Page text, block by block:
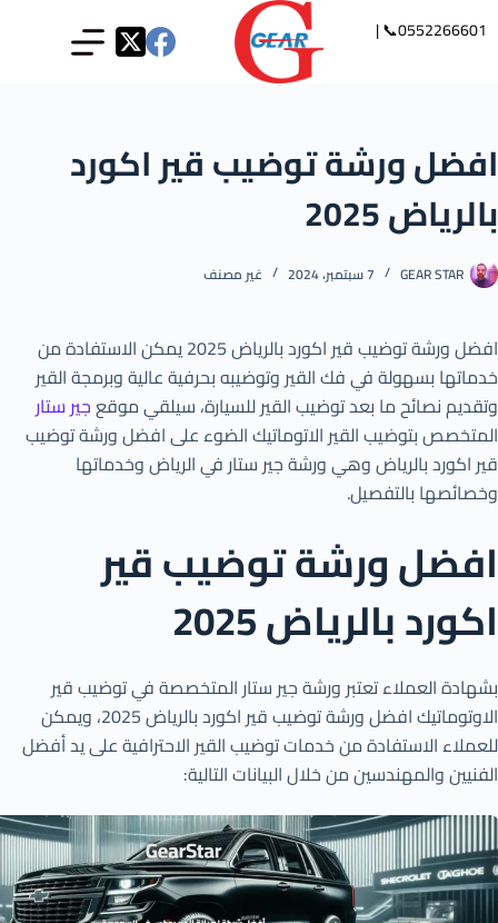
0552266601📞 |
افضل ورشة توضيب قير اكورد
بالرياض 2025
GEAR STAR 7 سبتمبر، 2024 غير مصنف
افضل ورشة توضيب قير اكورد بالرياض 2025 يمكن الاستفادة من
خدماتها بسهولة في فك القير وتوضيبه بحرفية عالية وبرمجة القير
وتقديم نصائح ما بعد توضيب القير للسيارة، سيلقي موقعجير ستار
المتخصص بتوضيب القير الاتوماتيك الضوء على افضل ورشة توضيب
قير اكورد بالرياض وهي ورشة جير ستار في الرياض وخدماتها
وخصائصها بالتفصيل.
افضل ورشة توضيب قير
اكورد بالرياض 2025
بشهادة العملاء تعتبر ورشة جير ستار المتخصصة في توضيب قير
الاوتوماتيك افضل ورشة توضيب قير اكورد بالرياض 2025، ويمكن
للعملاء الاستفادة من خدمات توضيب القير الاحترافية على يد أفضل
الفنيين والمهندسين من خلال البيانات التالية: